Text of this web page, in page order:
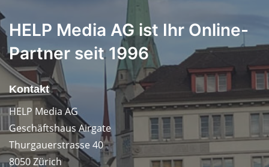
HELP Media AG ist Ihr Online-
Partner seit 1996
Kontakt
HELP Media AG
Geschäftshaus Airgate
Thurgauerstrasse 40
8050 Zürich